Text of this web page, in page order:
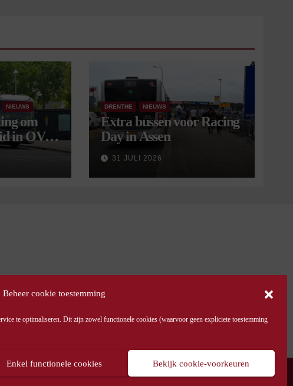
Beheer cookie toestemming
te optimaliseren. Dit zijn zowel functionele cookies (waarvoor geen expliciete toestemming
Enkel functionele cookies Bekijk cookie-voorkeuren
NIEUWS
om
in OV
9
DRENTHE NIEUWS
Extra bussen voor Racing
Day in Assen
31 JULI 2026